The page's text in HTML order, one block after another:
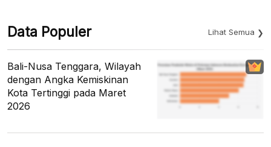
Data Populer Lihat Semua
Bali-Nusa Tenggara, Wilayah
dengan Angka Kemiskinan
Kota Tertinggi pada Maret
2026